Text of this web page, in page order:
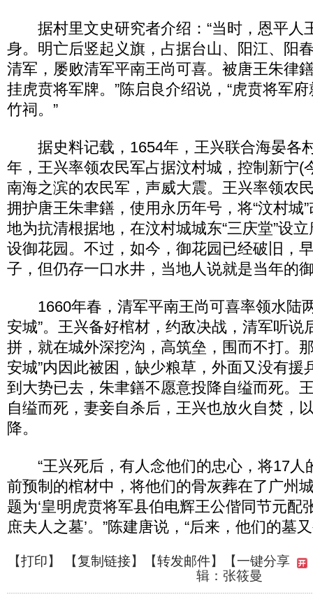
据村里文史研究者介绍：“当时，恩平人
身。明亡后竖起义旗，占据台山、阳江、阳
清军，屡败清军平南王尚可喜。被唐王朱律
挂虎贲将军牌。”陈启良介绍说，“虎贲将军
竹祠。”
据史料记载，1654年，王兴联合海晏各
年，王兴率领农民军占据汶村城，控制新宁(
南海之滨的农民军，声威大震。王兴率领农
拥护唐王朱聿鐥，使用永历年号，将“汶村城”
地为抗清根据地，在汶村城城东“三庆堂”设
设御花园。不过，如今，御花园已经破旧，
子，但仍存一口水井，当地人说就是当年的
1660年春，清军平南王尚可喜率领水陆
安城”。王兴备好棺材，约敌决战，清军听说
拼，就在城外深挖沟，高筑垒，围而不打。
安城”内因此被困，缺少粮草，外面又没有援
到大势已去，朱聿鐥不愿意投降自缢而死。
自缢而死，妻妾自杀后，王兴也放火自焚，
降。
“王兴死后，有人念他们的忠心，将17人
前预制的棺材中，将他们的骨灰葬在了广州
题为‘皇明虎贲将军县伯电辉王公偕同节元配
庶夫人之墓’。”陈建唐说，“后来，他们的墓
【打印】 【复制链接】【转发邮件】
【一键分享
辑：张筱曼